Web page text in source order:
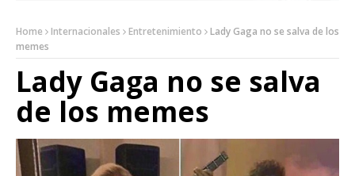
Home Internacionales Entretenimiento
Lady Gaga no se salva de los
memes
Lady Gaga no se salva
de los memes